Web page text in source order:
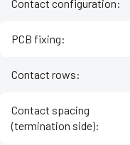
Contact configuration:
PCB fixing:
Contact rows:
Contact spacing
(termination side):